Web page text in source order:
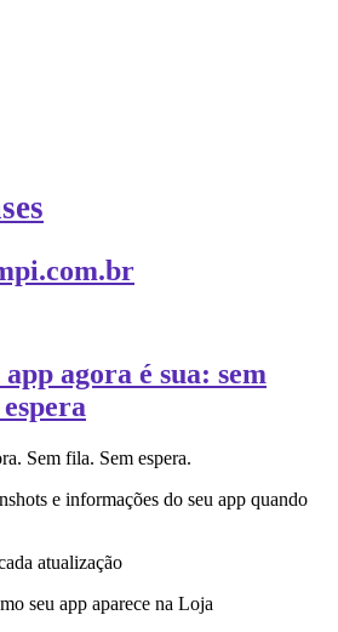
agora é sua: sem
Sem fila. Sem espera.
e informações do seu app quando
atualização
seu app aparece na Loja